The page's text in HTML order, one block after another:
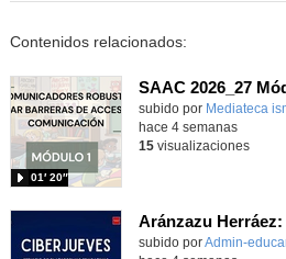
Contenidos relacionados:
SAAC 2026_27
subido por Mediateca
01′ 20″
hace 4 semanas
15visualizaciones
subido porAdmin-